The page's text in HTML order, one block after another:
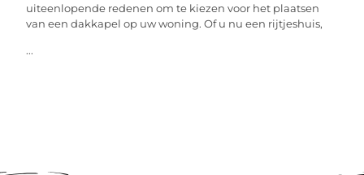
uiteenlopende redenen om te kiezen voor het plaatsen
van een dakkapel op uw woning. Of u nu een rijtjeshuis,
...